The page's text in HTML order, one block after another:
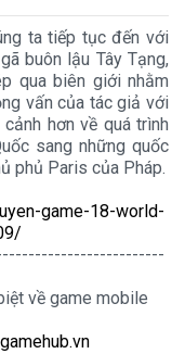
ta tiếp tục đến với
buôn lậu Tây Tạng,
qua biên giới nhằm
vấn của tác giả với
hơn về quá trình
sang những quốc
phủ Paris của Pháp.​
game-18-world-
về game mobile